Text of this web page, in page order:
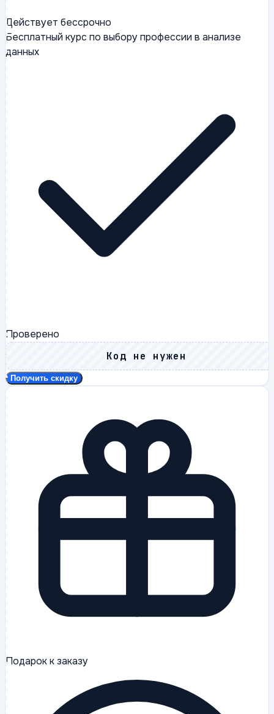
Действует бессрочно
Бесплатный курс по выбору профессии в анализе
данных
Проверено
Код не нужен
Получить скидку
Подарок к заказу